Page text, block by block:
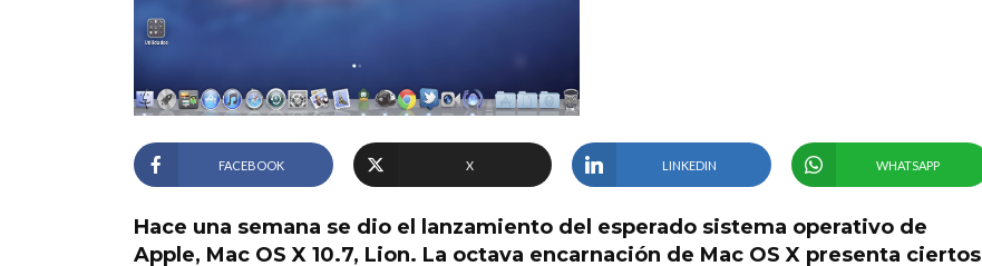
FACEBOOK X LINKEDIN WHATSAPP
Hace una semana se dio el lanzamiento del esperado sistema operativo de
Apple, Mac OS X 10.7, Lion. La octava encarnación de Mac OS X presenta ciertos